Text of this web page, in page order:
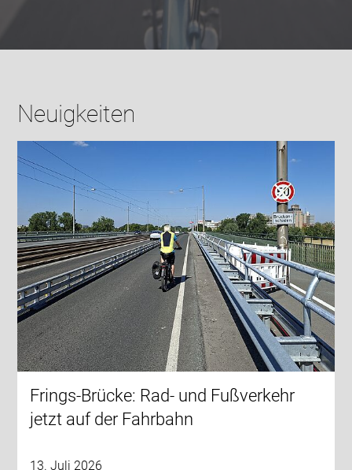
Neuigkeiten
Frings-Brücke: Rad- und Fußverkehr
jetzt auf der Fahrbahn
13. Juli 2026